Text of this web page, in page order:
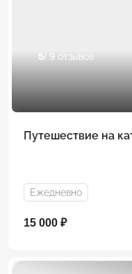
5/ 9 отзывов
Путешествие на
Ежедневно
15 000 ₽